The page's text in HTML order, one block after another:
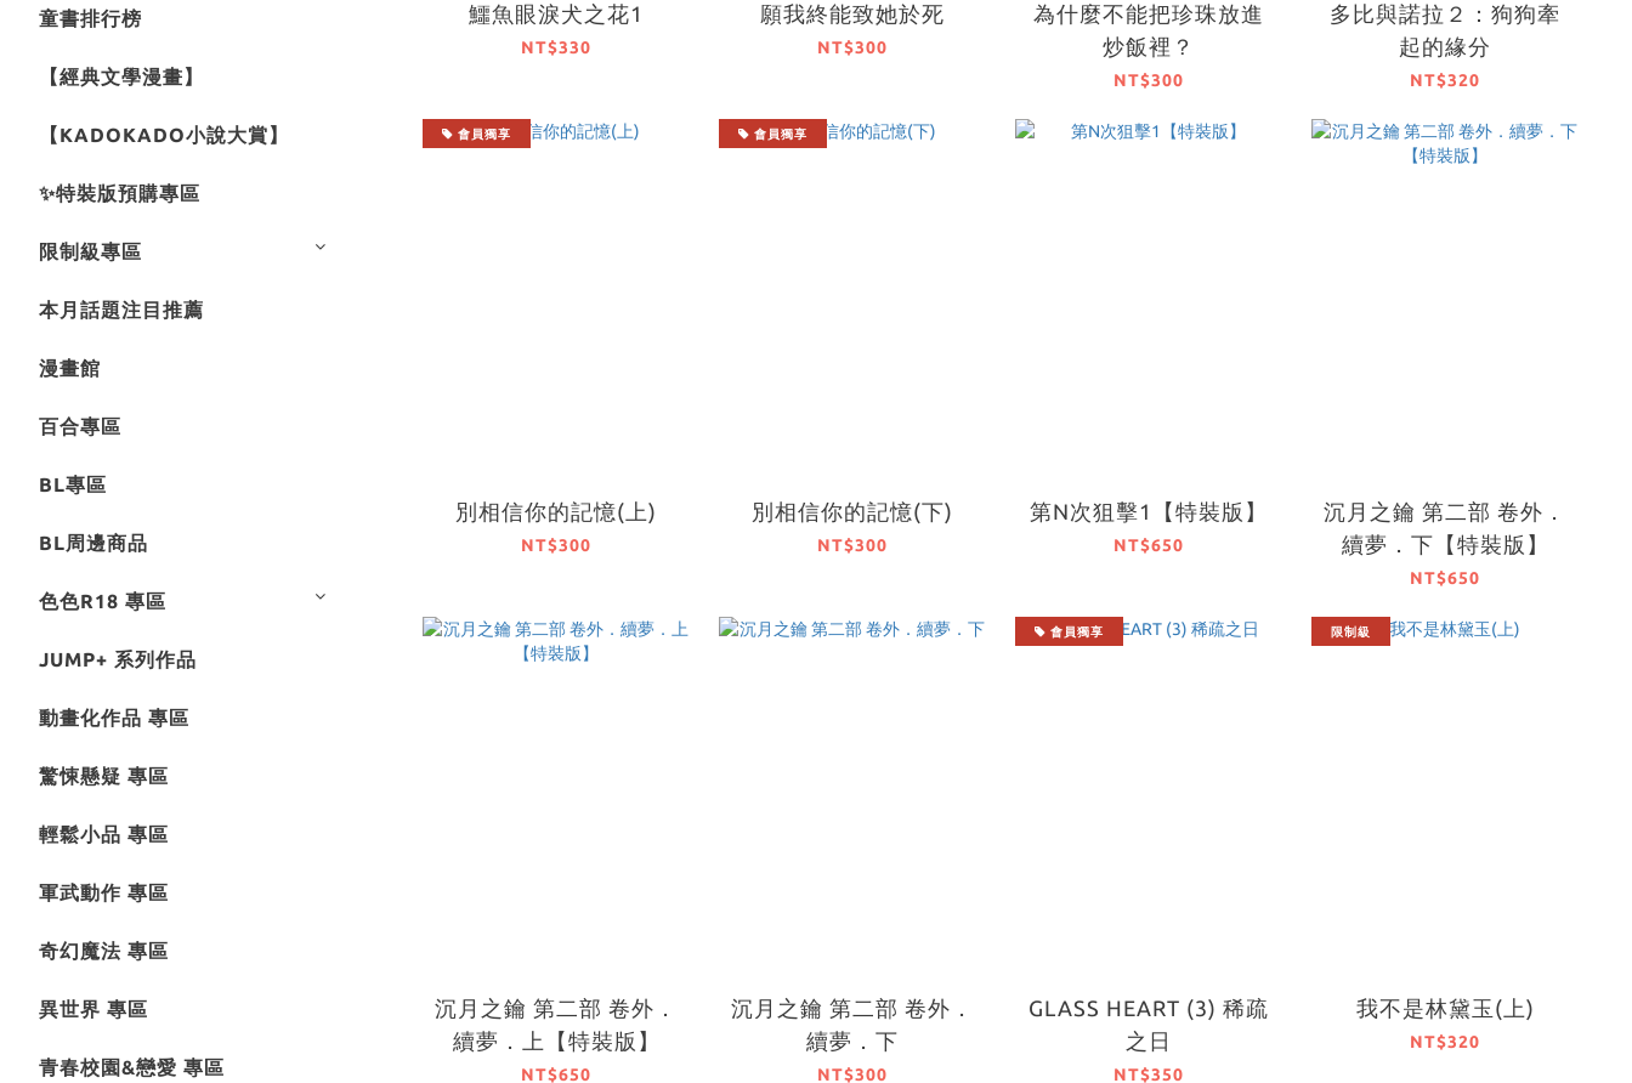
童書排行榜
【經典文學漫畫】
【KADOKADO小說大賞】
✨特裝版預購專區
限制級專區
本月話題注目推薦
漫畫館
百合專區
BL專區
BL周邊商品
色色R18 專區
JUMP+ 系列作品
動畫化作品 專區
驚悚懸疑 專區
輕鬆小品 專區
軍武動作 專區
奇幻魔法 專區
異世界 專區
青春校園&戀愛 專區
鱷魚眼淚犬之花1
NT$330
願我終能致她於死
NT$300
為什麼不能把珍珠放進
炒飯裡？
NT$300
多比與諾拉２：狗狗牽
起的緣分
NT$320
會員獨享
別相信你的記憶(上)
NT$300
會員獨享
別相信你的記憶(下)
NT$300
第N次狙擊1【特裝版】
NT$650
沉月之鑰 第二部 卷外．
續夢．下【特裝版】
NT$650
沉月之鑰 第二部 卷外．
續夢．上【特裝版】
NT$650
沉月之鑰 第二部 卷外．
續夢．下
NT$300
會員獨享
GLASS HEART (3) 稀疏
之日
NT$350
限制級
我不是林黛玉(上)
NT$320